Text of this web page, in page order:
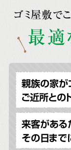
ゴミ屋敷で
最適
親族の家が
ご近所との
来客がある
その日まで